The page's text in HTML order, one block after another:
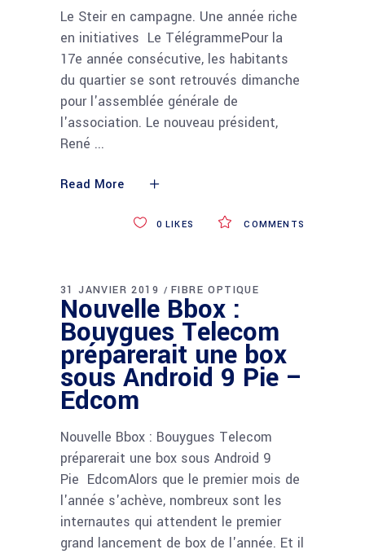
Le Steir en campagne. Une année riche
en initiatives Le TélégrammePour la
17e année consécutive, les habitants
du quartier se sont retrouvés dimanche
pour l'assemblée générale de
l'association. Le nouveau président,
René
Read More
COMMENTS
0 LIKES
31 JANVIER 2019 FIBRE OPTIQUE
Nouvelle Bbox :
Bouygues Telecom
préparerait une box
sous Android 9 Pie –
Edcom
Nouvelle Bbox : Bouygues Telecom
préparerait une box sous Android 9
Pie EdcomAlors que le premier mois de
l'année s'achève, nombreux sont les
internautes qui attendent le premier
grand lancement de box de l'année. Et il